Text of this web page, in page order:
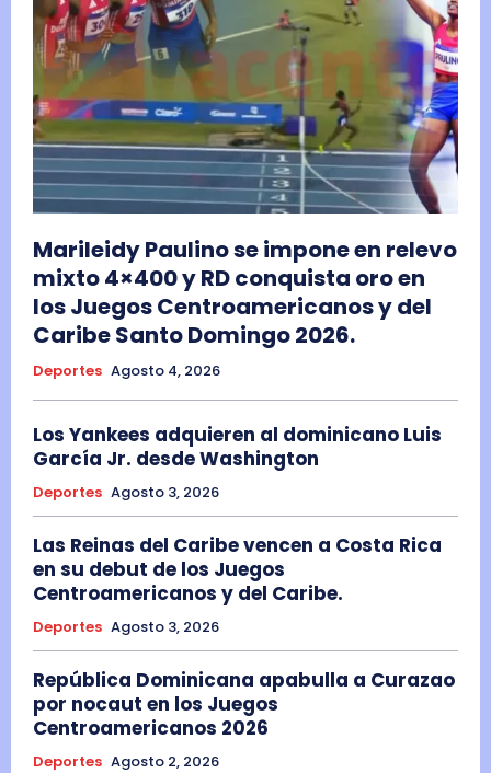
Marileidy Paulino se impone en relevo
mixto 4×400 y RD conquista oro en
los Juegos Centroamericanos y del
Caribe Santo Domingo 2026.
Deportes Agosto 4, 2026
Los Yankees adquieren al dominicano Luis
García Jr. desde Washington
Deportes Agosto 3, 2026
Las Reinas del Caribe vencen a Costa Rica
en su debut de los Juegos
Centroamericanos y del Caribe.
Deportes Agosto 3, 2026
República Dominicana apabulla a Curazao
por nocaut en los Juegos
Centroamericanos 2026
Deportes Agosto 2, 2026